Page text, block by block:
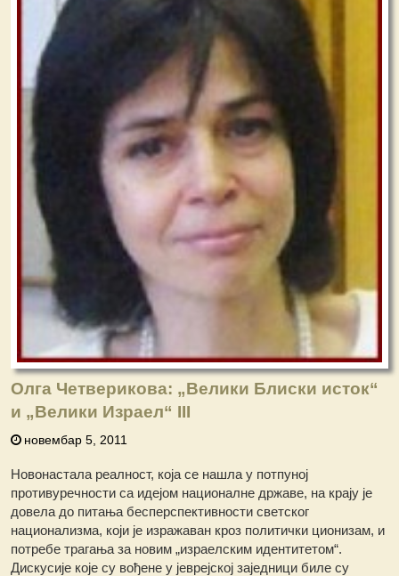
Олга Четверикова: „Велики Блиски исток“
и „Велики Израел“ III
новембар 5, 2011
Новонастала реалност, која се нашла у потпуној
противуречности са идејом националне државе, на крају је
довела до питања бесперспективности светског
национализма, који је изражаван кроз политички ционизам, и
потребе трагања за новим „израелским идентитетом“.
Дискусије које су вођене у јеврејској заједници биле су